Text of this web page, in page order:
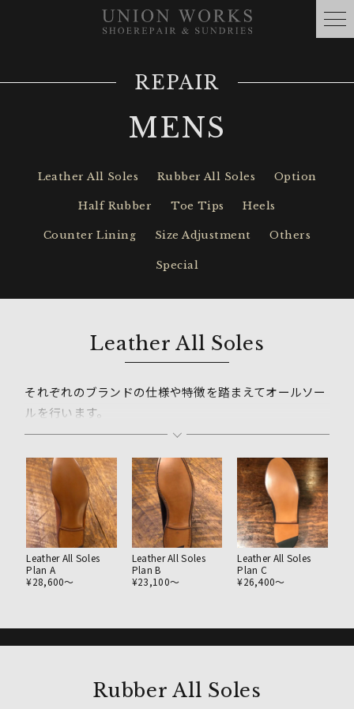
REPAIR
MENS
Leather All Soles Rubber All Soles Option
Half Rubber Toe Tips Heels
Counter Lining Size Adjustment Others
Special
Leather All Soles
それぞれのブランドの仕様や特徴を踏まえてオールソー
ルを行います。
ステッチやソールの色味、ヒールの大きさ、高さなども
オリジナルの雰囲気に合わせて仕上げていきます。
カスタムにも対応しておりますのでソールの厚み変更や
ヒールアップなど可能な範囲内でご希望をお伺いしま
す。
Leather All Soles
Plan A
¥28,600〜
Leather All Soles
Plan B
¥23,100〜
Leather All Soles
Plan C
¥26,400〜
Rubber All Soles